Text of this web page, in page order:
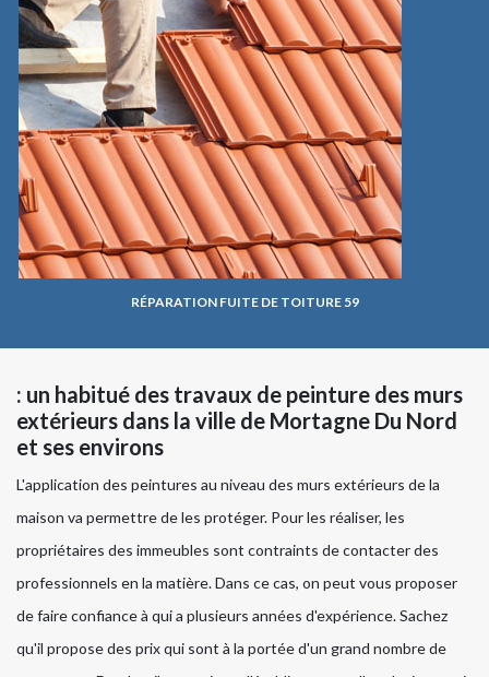
RÉPARATION FUITE DE TOITURE 59
: un habitué des travaux de peinture des murs
extérieurs dans la ville de Mortagne Du Nord
et ses environs
L'application des peintures au niveau des murs extérieurs de la
maison va permettre de les protéger. Pour les réaliser, les
propriétaires des immeubles sont contraints de contacter des
professionnels en la matière. Dans ce cas, on peut vous proposer
de faire confiance à qui a plusieurs années d'expérience. Sachez
qu'il propose des prix qui sont à la portée d'un grand nombre de